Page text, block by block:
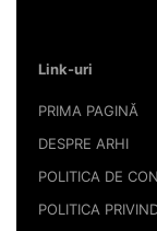
Link-uri
PRIMA PAGINĂ
DESPRE ARHI
POLITICA DE
POLITICA